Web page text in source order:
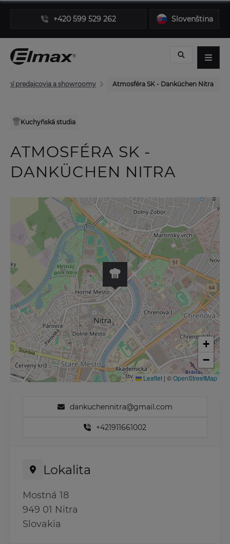
+420 599 529 262 Slovenština
predajcovia a showroomy Atmosféra SK - Danküchen Nitra
Kuchyňská studia
ATMOSFÉRA SK -
DANKÜCHEN NITRA
dankuchennitra@gmail.com
+421911661002
Lokalita
Mostná 18
949 01 Nitra
Slovakia
+
−
Leaflet | ©OpenStreetMap